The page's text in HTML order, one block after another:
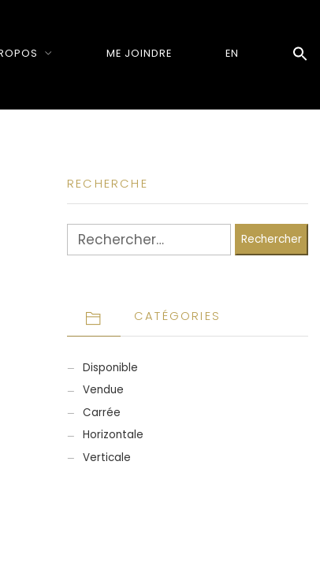
ME JOINDRE EN
RECHERCHE
Rechercher :
CATÉGORIES
Disponible
Vendue
Carrée
Horizontale
Verticale